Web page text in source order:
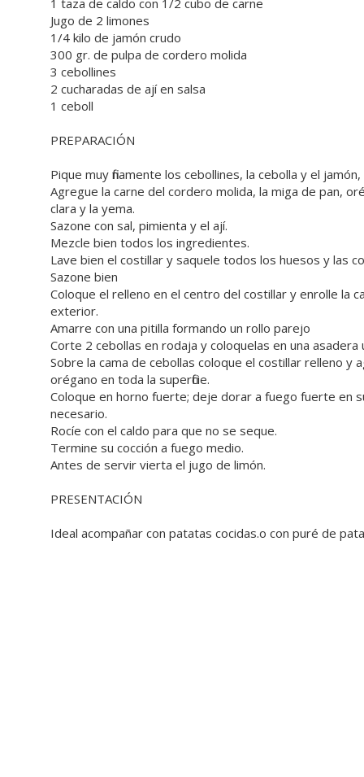
1 taza de caldo con 1/2 cubo de carne
Jugo de 2 limones
1/4 kilo de jamón crudo
300 gr. de pulpa de cordero molida
3 cebollines
2 cucharadas de ají en salsa
1 ceboll
PREPARACIÓN
Pique muy finamente los cebollines, la cebolla y el
Agregue la carne del cordero molida, la miga de pan,
clara y la yema.
Sazone con sal, pimienta y el ají.
Mezcle bien todos los ingredientes.
Lave bien el costillar y saquele todos los huesos y las
Sazone bien
Coloque el relleno en el centro del costillar y enrolle la
exterior.
Amarre con una pitilla formando un rollo parejo
Corte 2 cebollas en rodaja y coloquelas en una asadera
Sobre la cama de cebollas coloque el costillar relleno
orégano en toda la superficie.
Coloque en horno fuerte; deje dorar a fuego fuerte en
necesario.
Rocíe con el caldo para que no se seque.
Termine su cocción a fuego medio.
Antes de servir vierta el jugo de limón.
PRESENTACIÓN
Ideal acompañar con patatas cocidas.o con puré de